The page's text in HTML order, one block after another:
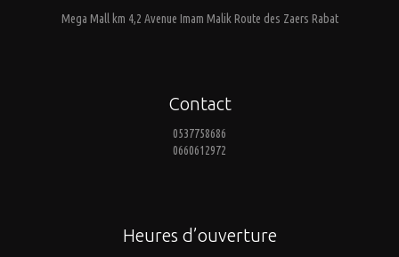
Mega Mall km 4,2 Avenue Imam Malik Route des Zaers Rabat
Contact
0537758686
0660612972
Heures d’ouverture